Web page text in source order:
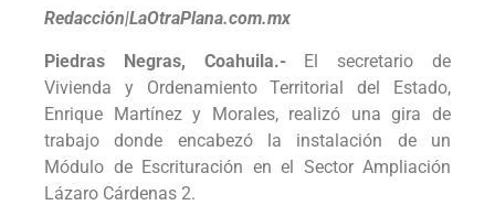
Redacción|LaOtraPlana.com.mx
Piedras Negras, Coahuila.-El secretario de
Vivienda y Ordenamiento Territorial del Estado,
Enrique Martínez y Morales, realizó una gira de
trabajo donde encabezó la instalación de un
Módulo de Escrituración en el Sector Ampliación
Lázaro Cárdenas 2.